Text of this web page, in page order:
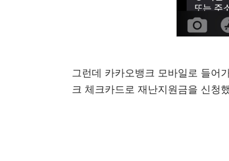
그런데 카카오뱅크 모바일로 들어
크 체크카드로 재난지원금을 신청